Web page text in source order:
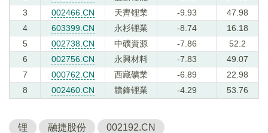
3
002466.CN 天齊锂業 -9.93
47.98
4
603399.CN 永杉锂業 -8.74
16.18
5
002738.CN 中礦資源 -7.86
52.2
6
002756.CN 永興材料 -7.83
49.07
7
000762.CN 西藏礦業 -6.89
22.98
8
002460.CN 贛鋒锂業 -4.29 53.76
锂 融捷股份 002192.CN